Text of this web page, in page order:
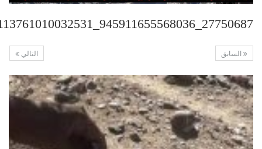
27750687_945911655568036_6344113761010032531_n
التالي السابق